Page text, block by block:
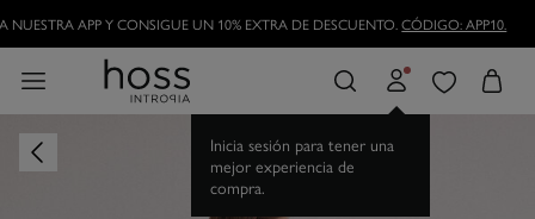
NUESTRA APP Y CONSIGUE UN 10% EXTRA DE DESCUENTO.CÓDIGO: APP10.
Inicia sesión para tener una
mejor experiencia de
compra.